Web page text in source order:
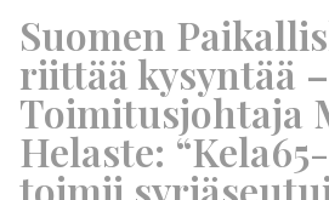
Suomen
riittää kysyntää –
Toimitusjohtaja
Helaste: